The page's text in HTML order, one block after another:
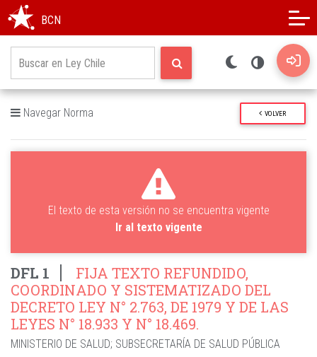
BCN
Navegar Norma VOLVER
El texto de esta versión no se encuentra vigente
Ir al texto vigente
DFL 1
FIJA TEXTO REFUNDIDO,
COORDINADO Y SISTEMATIZADO DEL
DECRETO LEY N° 2.763, DE 1979 Y DE LAS
LEYES N° 18.933 Y N° 18.469.
MINISTERIO DE SALUD; SUBSECRETARÍA DE SALUD PÚBLICA